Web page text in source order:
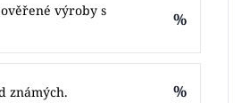
výroby s
%
známých. %